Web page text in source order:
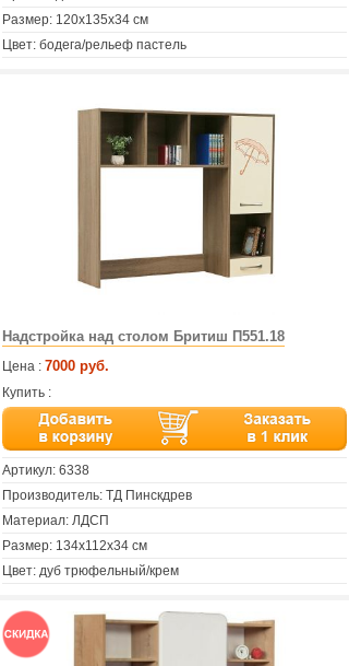
Размер: 120х135х34 см
Цвет: бодега/рельеф пастель
Надстройка над столом Бритиш П551.18
Цена : 7000 руб.
Купить :
Артикул: 6338
Производитель: ТД Пинскдрев
Материал: ЛДСП
Размер: 134х112х34 см
Цвет: дуб трюфельный/крем